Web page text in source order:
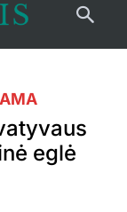
eglė